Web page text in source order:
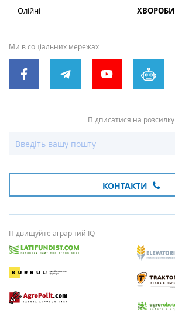
Олійні
ХВОРОБИ
Ми в соціальних мережах
Підписатися на розсилку
КОНТАКТИ
Підвищуйте аграрний IQ